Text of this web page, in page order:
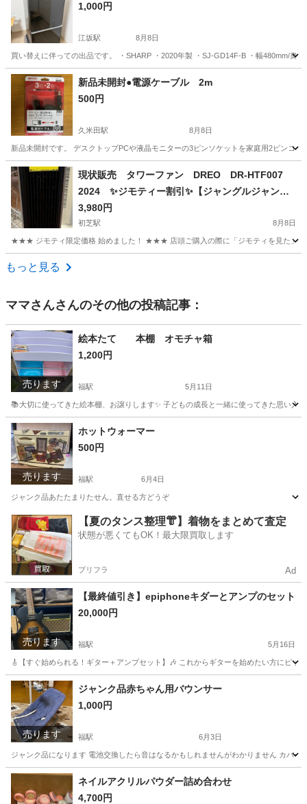
1,000円
江坂駅 8月8日
買い替えに伴っての出品です。 ・SHARP ・2020年製 ・SJ-GD14F-B ・幅480mm/
大阪 吹田市 江坂駅 キッチン家電
新品未開封●電源ケーブル 2m
500円
久米田駅 8月8日
新品未開封です。 デスクトップPCや液晶モニターの3ピンソケットを家庭用2ピンコ
大阪 岸和田市 久米田駅
現状販売 タワーファン DREO DR-HTF007
2024 ✨️ジモティー割引✨️【ジャングルジャング
ル堺初芝店】 堺市（東区 西区 北区 南区 堺
区 美原区）高石市 泉大津市 忠岡町 和泉
市 松原市 大阪狭山市
3,980円
初芝駅 8月8日
★★★ ジモティ限定価格 始めました！ ★★★ 店頭ご購入の際に「ジモティを見た」と
大阪 堺市
もっと見る
ママさんさんのその他の投稿記事：
売ります
絵本たて 本棚 オモチャ箱
1,200円
福駅 5月11日
📚大切に使ってきた絵本棚、お譲りします✨ 子どもの成長と一緒に使ってきた思い
大阪 大阪市 福駅
売ります
ホットウォーマー
500円
福駅 6月4日
ジャンク品あたたまりたせん。直せる方どうぞ
大阪 大阪市 福駅 美容家電 ホットウォーマー
【夏のタンス整理👘】着物をまとめて査定
状態が悪くてもOK！最大限買取します
プリフラ Ad
売ります
【最終値引き】epiphoneキダーとアンプのセット
20,000円
福駅 5月16日
🎸【すぐ始められる！ギター＋アンプセット】🎶 これからギターを始めたい方にピ
大阪 大阪市 弦楽器、ギター epiphone
売ります
ジャンク品赤ちゃん用バウンサー
1,000円
福駅 6月3日
ジャンク品になります 電池交換したら音はなるかもしれませんがわかりません カバー
大阪 大阪市 福駅 ベビー用品
ネイルアクリルパウダー詰め合わせ
4,700円